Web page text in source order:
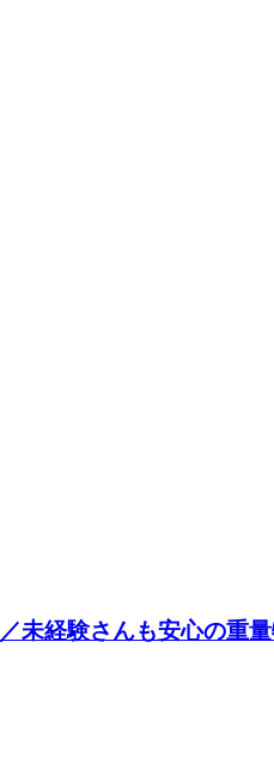
未経験さんも安心の重